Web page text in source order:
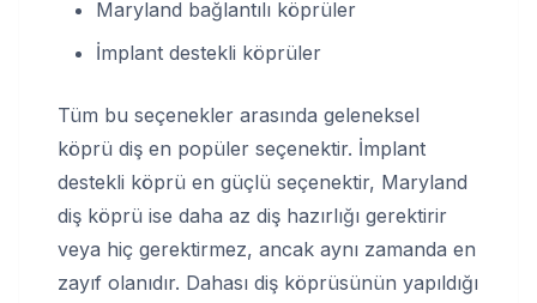
Maryland bağlantılı köprüler
İmplant destekli köprüler
Tüm bu seçenekler arasında geleneksel
köprü diş en popüler seçenektir. İmplant
destekli köprü en güçlü seçenektir, Maryland
diş köprü ise daha az diş hazırlığı gerektirir
veya hiç gerektirmez, ancak aynı zamanda en
zayıf olanıdır. Dahası diş köprüsünün yapıldığı